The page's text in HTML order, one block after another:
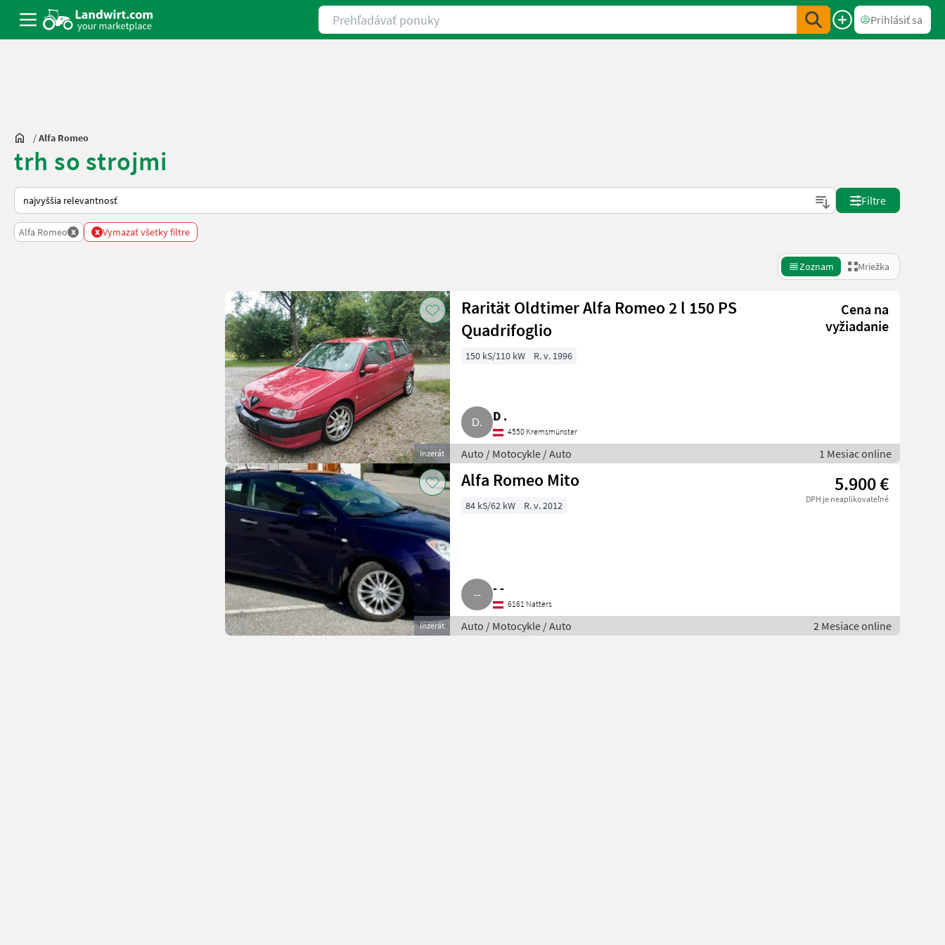
Prehľadávať ponuky
Prihlásiť sa
/Alfa Romeo
trh so strojmi
Takto sa vykonáva triedenie na Landwirt.com
Filtre
Alfa Romeo x x Vymazať všetky filtre
Zoznam Mriežka
Inzerát
Rarität Oldtimer Alfa Romeo 2 l 150 PS
Quadrifoglio
Cena na
vyžiadanie
150 kS/110 kW R. v. 1996
D .
4550 Kremsmünster
Auto / Motocykle / Auto 1 Mesiac online
Inzerát
Alfa Romeo Mito 5.900 €
DPH je neaplikovateľné
84 kS/62 kW R. v. 2012
- -
6161 Natters
Auto / Motocykle / Auto 2 Mesiace online